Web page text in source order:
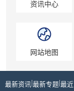
资讯中心
网站地图
最新资讯 最新专题 最